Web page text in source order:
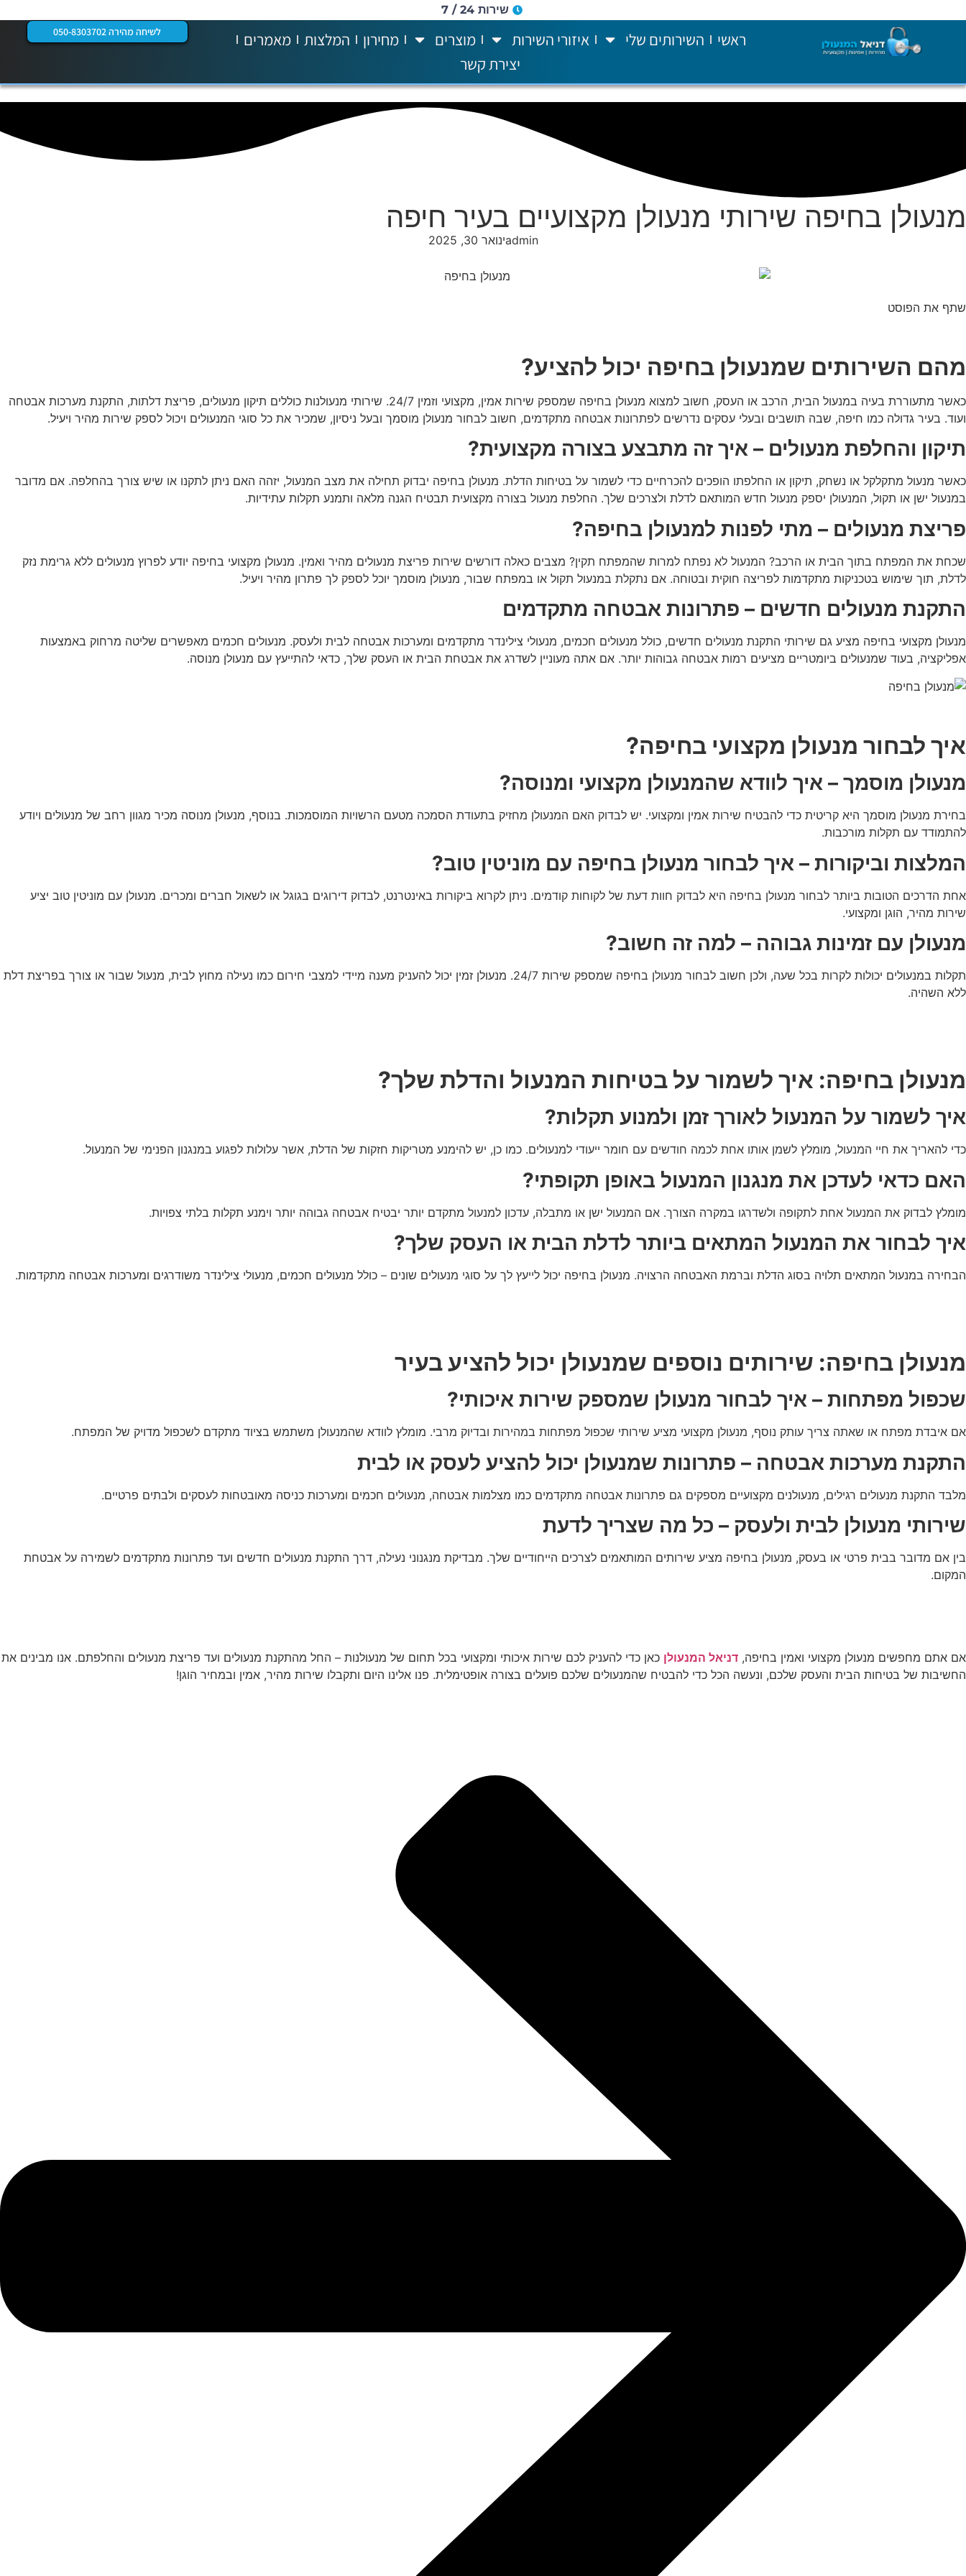
שירות 24 / 7
ראשי השירותים שלי איזורי השירות מוצרים מחירון המלצות
מאמרים
יצירת קשר
לשיחה מהירה 050-8303702
מנעולן בחיפה שירותי מנעולן מקצועיים בעיר חיפה
adminינואר 30, 2025
שתף את הפוסט
מהם השירותים שמנעולן בחיפה יכול להציע?
כאשר מתעוררת בעיה במנעול הבית, הרכב או העסק, חשוב למצוא מנעולן בחיפה שמספק שירות אמין, מקצועי וזמין 24/7. שירותי מנעולנות כוללים תיקון מנעולים, פריצת דלתות, התקנת מערכות אבטחה
ועוד. בעיר גדולה כמו חיפה, שבה תושבים ובעלי עסקים נדרשים לפתרונות אבטחה מתקדמים, חשוב לבחור מנעולן מוסמך ובעל ניסיון, שמכיר את כל סוגי המנעולים ויכול לספק שירות מהיר ויעיל.
תיקון והחלפת מנעולים – איך זה מתבצע בצורה מקצועית?
כאשר מנעול מתקלקל או נשחק, תיקון או החלפתו הופכים להכרחיים כדי לשמור על בטיחות הדלת. מנעולן בחיפה יבדוק תחילה את מצב המנעול, יזהה האם ניתן לתקנו או שיש צורך בהחלפה. אם מדובר
במנעול ישן או תקול, המנעולן יספק מנעול חדש המותאם לדלת ולצרכים שלך. החלפת מנעול בצורה מקצועית תבטיח הגנה מלאה ותמנע תקלות עתידיות.
פריצת מנעולים – מתי לפנות למנעולן בחיפה?
שכחת את המפתח בתוך הבית או הרכב? המנעול לא נפתח למרות שהמפתח תקין? מצבים כאלה דורשים שירות פריצת מנעולים מהיר ואמין. מנעולן מקצועי בחיפה יודע לפרוץ מנעולים ללא גרימת נזק
לדלת, תוך שימוש בטכניקות מתקדמות לפריצה חוקית ובטוחה. אם נתקלת במנעול תקול או במפתח שבור, מנעולן מוסמך יוכל לספק לך פתרון מהיר ויעיל.
התקנת מנעולים חדשים – פתרונות אבטחה מתקדמים
מנעולן מקצועי בחיפה מציע גם שירותי התקנת מנעולים חדשים, כולל מנעולים חכמים, מנעולי צילינדר מתקדמים ומערכות אבטחה לבית ולעסק. מנעולים חכמים מאפשרים שליטה מרחוק באמצעות
אפליקציה, בעוד שמנעולים ביומטריים מציעים רמות אבטחה גבוהות יותר. אם אתה מעוניין לשדרג את אבטחת הבית או העסק שלך, כדאי להתייעץ עם מנעולן מנוסה.
איך לבחור מנעולן מקצועי בחיפה?
מנעולן מוסמך – איך לוודא שהמנעולן מקצועי ומנוסה?
בחירת מנעולן מוסמך היא קריטית כדי להבטיח שירות אמין ומקצועי. יש לבדוק האם המנעולן מחזיק בתעודת הסמכה מטעם הרשויות המוסמכות. בנוסף, מנעולן מנוסה מכיר מגוון רחב של מנעולים ויודע
להתמודד עם תקלות מורכבות.
המלצות וביקורות – איך לבחור מנעולן בחיפה עם מוניטין טוב?
אחת הדרכים הטובות ביותר לבחור מנעולן בחיפה היא לבדוק חוות דעת של לקוחות קודמים. ניתן לקרוא ביקורות באינטרנט, לבדוק דירוגים בגוגל או לשאול חברים ומכרים. מנעולן עם מוניטין טוב יציע
שירות מהיר, הוגן ומקצועי.
מנעולן עם זמינות גבוהה – למה זה חשוב?
תקלות במנעולים יכולות לקרות בכל שעה, ולכן חשוב לבחור מנעולן בחיפה שמספק שירות 24/7. מנעולן זמין יכול להעניק מענה מיידי למצבי חירום כמו נעילה מחוץ לבית, מנעול שבור או צורך בפריצת דלת
ללא השהיה.
מנעולן בחיפה: איך לשמור על בטיחות המנעול והדלת שלך?
איך לשמור על המנעול לאורך זמן ולמנוע תקלות?
כדי להאריך את חיי המנעול, מומלץ לשמן אותו אחת לכמה חודשים עם חומר ייעודי למנעולים. כמו כן, יש להימנע מטריקות חזקות של הדלת, אשר עלולות לפגוע במנגנון הפנימי של המנעול.
האם כדאי לעדכן את מנגנון המנעול באופן תקופתי?
מומלץ לבדוק את המנעול אחת לתקופה ולשדרגו במקרה הצורך. אם המנעול ישן או מתבלה, עדכון למנעול מתקדם יותר יבטיח אבטחה גבוהה יותר וימנע תקלות בלתי צפויות.
איך לבחור את המנעול המתאים ביותר לדלת הבית או העסק שלך?
הבחירה במנעול המתאים תלויה בסוג הדלת וברמת האבטחה הרצויה. מנעולן בחיפה יכול לייעץ לך על סוגי מנעולים שונים – כולל מנעולים חכמים, מנעולי צילינדר משודרגים ומערכות אבטחה מתקדמות.
מנעולן בחיפה: שירותים נוספים שמנעולן יכול להציע בעיר
שכפול מפתחות – איך לבחור מנעולן שמספק שירות איכותי?
אם איבדת מפתח או שאתה צריך עותק נוסף, מנעולן מקצועי מציע שירותי שכפול מפתחות במהירות ובדיוק מרבי. מומלץ לוודא שהמנעולן משתמש בציוד מתקדם לשכפול מדויק של המפתח.
התקנת מערכות אבטחה – פתרונות שמנעולן יכול להציע לעסק או לבית
מלבד התקנת מנעולים רגילים, מנעולנים מקצועיים מספקים גם פתרונות אבטחה מתקדמים כמו מצלמות אבטחה, מנעולים חכמים ומערכות כניסה מאובטחות לעסקים ולבתים פרטיים.
שירותי מנעולן לבית ולעסק – כל מה שצריך לדעת
בין אם מדובר בבית פרטי או בעסק, מנעולן בחיפה מציע שירותים המותאמים לצרכים הייחודיים שלך. מבדיקת מנגנוני נעילה, דרך התקנת מנעולים חדשים ועד פתרונות מתקדמים לשמירה על אבטחת
המקום.
אם אתם מחפשים מנעולן מקצועי ואמין בחיפה, דניאל המנעולן כאן כדי להעניק לכם שירות איכותי ומקצועי בכל תחום של מנעולנות – החל מהתקנת מנעולים ועד פריצת מנעולים והחלפתם. אנו מבינים את
החשיבות של בטיחות הבית והעסק שלכם, ונעשה הכל כדי להבטיח שהמנעולים שלכם פועלים בצורה אופטימלית. פנו אלינו היום ותקבלו שירות מהיר, אמין ובמחיר הוגן!